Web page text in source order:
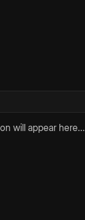
will appear here...